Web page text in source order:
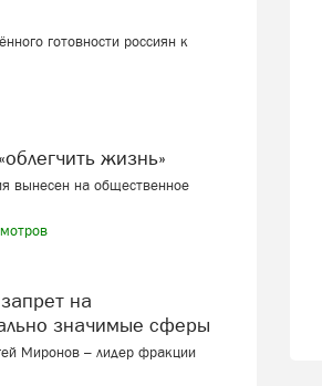
готовности россиян к
жизнь»
вынесен на общественное
значимые сферы
Миронов – лидер фракции